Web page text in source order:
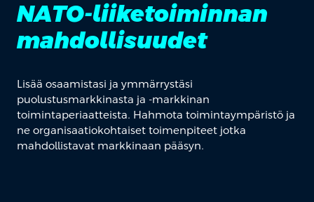
NATO-liiketoiminnan
mahdollisuudet
Lisää osaamistasi ja ymmärrystäsi
puolustusmarkkinasta ja -markkinan
toimintaperiaatteista. Hahmota toimintaympäristö ja
ne organisaatiokohtaiset toimenpiteet jotka
mahdollistavat markkinaan pääsyn.